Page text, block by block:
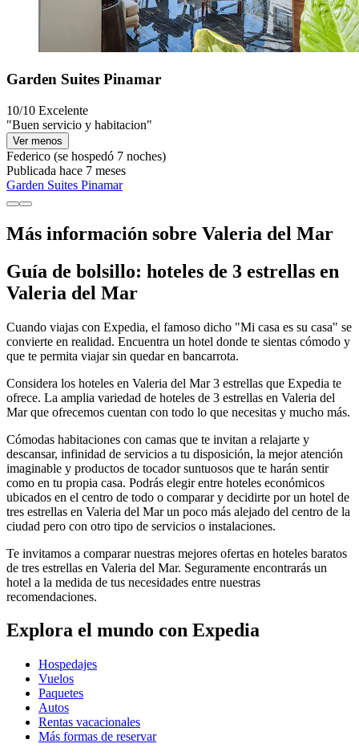
Garden Suites Pinamar
10/10 Excelente
"Buen servicio y habitacion"
Ver menos
Federico (se hospedó 7 noches)
Publicada hace 7 meses
Garden Suites Pinamar
Más información sobre Valeria del Mar
Guía de bolsillo: hoteles de 3 estrellas en
Valeria del Mar
Cuando viajas con Expedia, el famoso dicho "Mi casa es su casa" se
convierte en realidad. Encuentra un hotel donde te sientas cómodo y
que te permita viajar sin quedar en bancarrota.
Considera los hoteles en Valeria del Mar 3 estrellas que Expedia te
ofrece. La amplia variedad de hoteles de 3 estrellas en Valeria del
Mar que ofrecemos cuentan con todo lo que necesitas y mucho más.
Cómodas habitaciones con camas que te invitan a relajarte y
descansar, infinidad de servicios a tu disposición, la mejor atención
imaginable y productos de tocador suntuosos que te harán sentir
como en tu propia casa. Podrás elegir entre hoteles económicos
ubicados en el centro de todo o comparar y decidirte por un hotel de
tres estrellas en Valeria del Mar un poco más alejado del centro de la
ciudad pero con otro tipo de servicios o instalaciones.
Te invitamos a comparar nuestras mejores ofertas en hoteles baratos
de tres estrellas en Valeria del Mar. Seguramente encontrarás un
hotel a la medida de tus necesidades entre nuestras
recomendaciones.
Explora el mundo con Expedia
Hospedajes
Vuelos
Paquetes
Autos
Rentas vacacionales
Más formas de reservar